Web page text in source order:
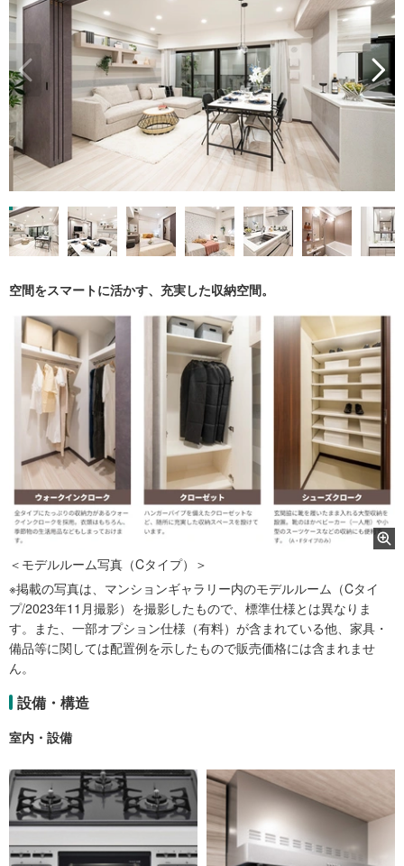
空間をスマートに活かす、充実した収納空間。
＜モデルルーム写真（Cタイプ）＞
※掲載の写真は、マンションギャラリー内のモデルルーム（Cタイ
プ/2023年11月撮影）を撮影したもので、標準仕様とは異なりま
す。また、一部オプション仕様（有料）が含まれている他、家具・
備品等に関しては配置例を示したもので販売価格には含まれませ
ん。
設備・構造
室内・設備